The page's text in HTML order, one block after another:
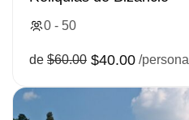
0 - 50
de $60.00 $40.00 /persona